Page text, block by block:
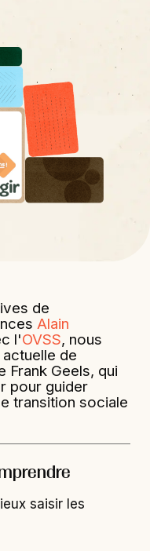
de
Alain
l'OVSS, nous
de
Frank Geels, qui
pour guider
transition sociale
saisir les